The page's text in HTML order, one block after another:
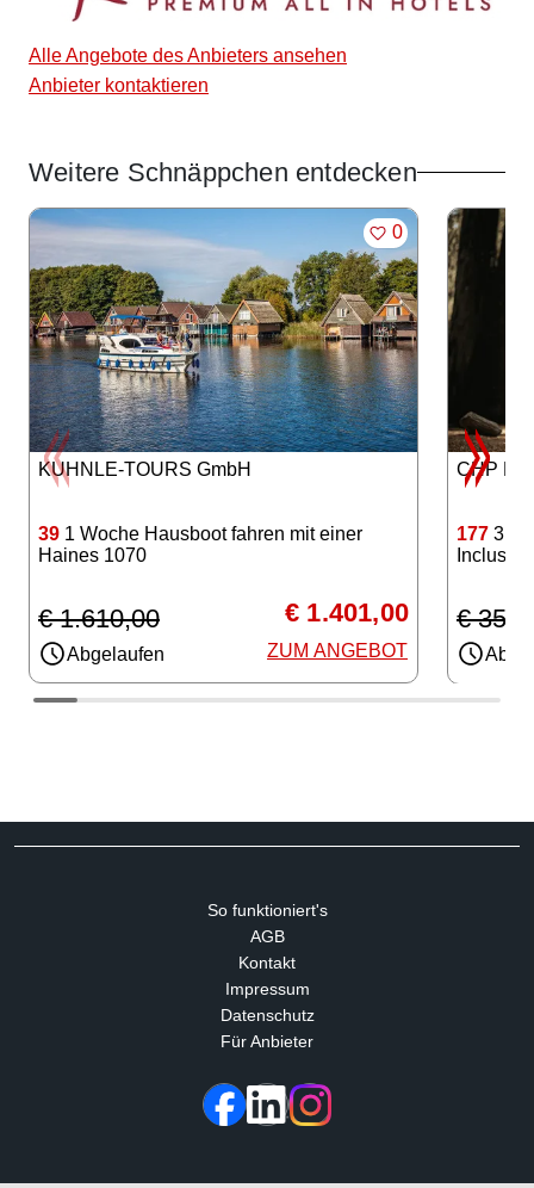
Alle Angebote des Anbieters ansehen
Anbieter kontaktieren
Weitere Schnäppchen entdecken
Angebote im Slider
MERKEN
0
KUHNLE-TOURS GmbH
39 1 Woche Hausboot fahren mit einer
Haines 1070
€ 1.610,00
Abgelaufen
€ 1.401,00
ZUM ANGEBOT
CHP
177 3
Inclusive
€
So funktioniert's
AGB
Kontakt
Impressum
Datenschutz
Für Anbieter